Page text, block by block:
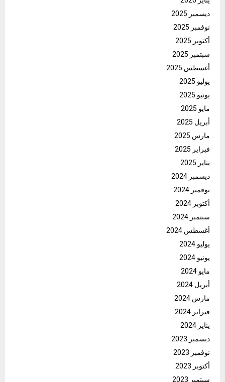
ديسمبر 2025
نوفمبر 2025
أكتوبر 2025
سبتمبر 2025
أغسطس 2025
يوليو 2025
يونيو 2025
مايو 2025
أبريل 2025
مارس 2025
فبراير 2025
يناير 2025
ديسمبر 2024
نوفمبر 2024
أكتوبر 2024
سبتمبر 2024
أغسطس 2024
يوليو 2024
يونيو 2024
مايو 2024
أبريل 2024
مارس 2024
فبراير 2024
يناير 2024
ديسمبر 2023
نوفمبر 2023
أكتوبر 2023
سبتمبر 2023